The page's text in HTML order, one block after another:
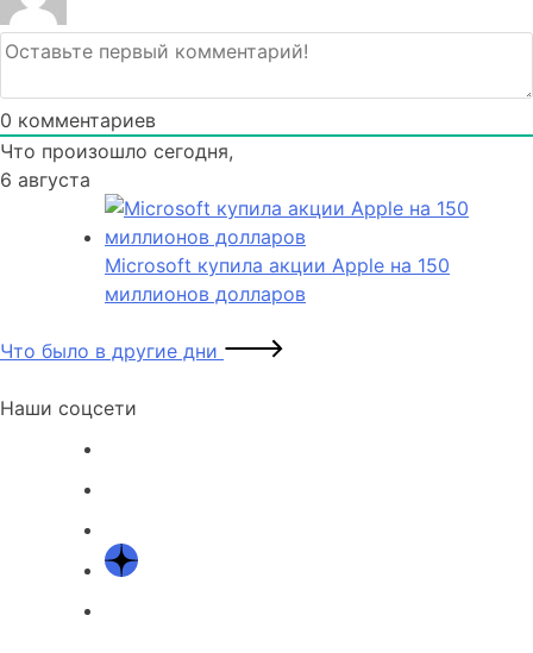
0 комментариев
Что произошло сегодня,
6 августа
Microsoft купила акции Apple на 150
миллионов долларов
Что было в другие дни
Наши соцсети